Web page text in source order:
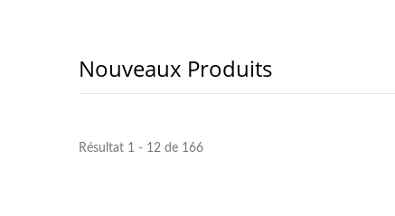
Nouveaux Produits
Résultat 1 - 12 de 166